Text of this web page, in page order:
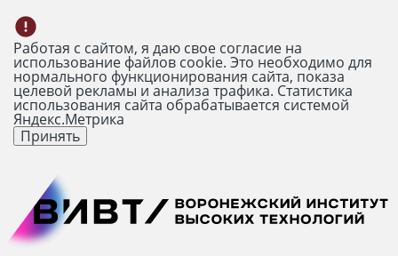
Работая с сайтом, я даю свое согласие на
использование файлов cookie. Это необходимо для
нормального функционирования сайта, показа
целевой рекламы и анализа трафика. Статистика
использования сайта обрабатывается системой
Яндекс.Метрика
Принять